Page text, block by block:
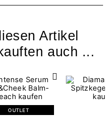
Artikel
auch ...
OUTLET